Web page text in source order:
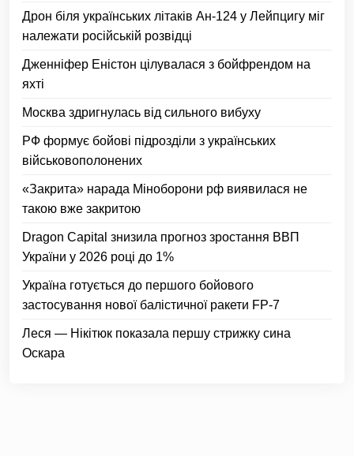
Дрон біля українських літаків Ан-124 у Лейпцигу міг
належати російській розвідці
Дженніфер Еністон цілувалася з бойфрендом на
яхті
Москва здригнулась від сильного вибуху
РФ формує бойові підрозділи з українських
військовополонених
«Закрита» нарада Міноборони рф виявилася не
такою вже закритою
Dragon Capital знизила прогноз зростання ВВП
України у 2026 році до 1%
Україна готується до першого бойового
застосування нової балістичної ракети FP-7
Леся — Нікітюк показала першу стрижку сина
Оскара